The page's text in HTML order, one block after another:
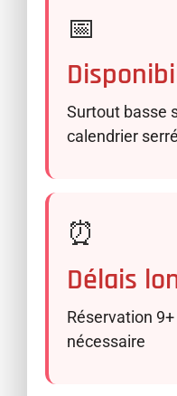
📅
Surtout basse
calendrier serré
⏰
Délais
Réservation
nécessaire